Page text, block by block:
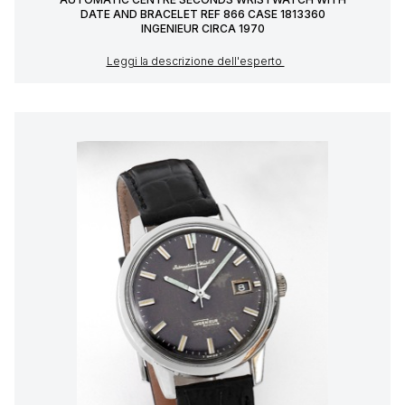
DATE AND BRACELET REF 866 CASE 1813360
INGENIEUR CIRCA 1970
Leggi la descrizione dell'esperto